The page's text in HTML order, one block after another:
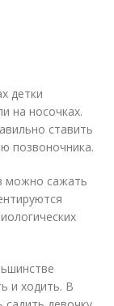
детки
на носочках.
ставить
позвоночника.
можно сажать
и ходить. В